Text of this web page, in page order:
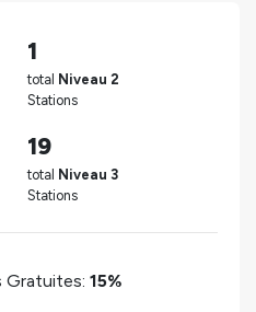
1
total Niveau 2
Stations
19
total Niveau 3
Stations
Gratuites: 15%